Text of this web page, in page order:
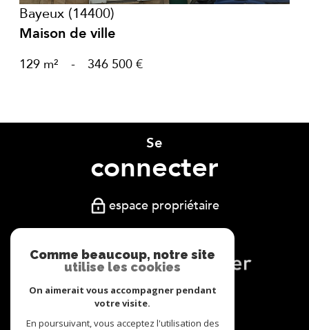
Bayeux (14400)
Maison de ville
129 m² - 346 500 €
Se
connecter
espace propriétaire
Nous
Comme beaucoup, notre site
utilise les cookies
On aimerait vous accompagner pendant
votre visite.
En poursuivant, vous acceptez l'utilisation des